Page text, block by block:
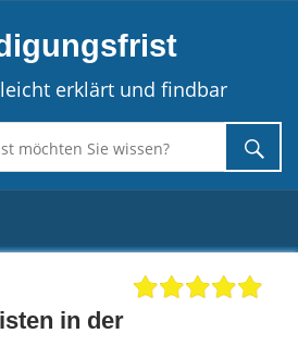
erklärt und findbar
in der